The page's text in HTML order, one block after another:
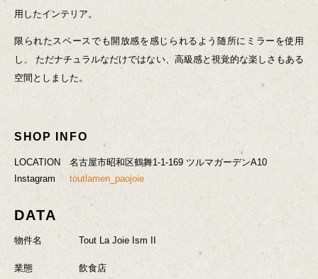
用したインテリア。
限られたスペースでも開放感を感じられるよう随所にミラーを使用
し、
ただナチュラルなだけではない、高級感と視覚的な楽しさもある
空間としました。
SHOP INFO
LOCATION
名古屋市昭和区鶴舞1-1-169 ツルマガーデンA10
Instagram
toutlamen_paojoie
DATA
物件名 Tout La Joie Ism II
業態 飲食店